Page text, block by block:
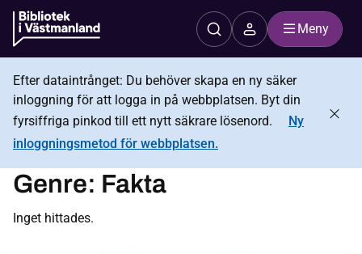
Meny
Efter dataintrånget: Du behöver skapa en ny säker
inloggning för att logga in på webbplatsen. Byt din
fyrsiffriga pinkod till ett nytt säkrare lösenord.
Ny
inloggningsmetod för webbplatsen.
Genre: Fakta
Inget hittades.